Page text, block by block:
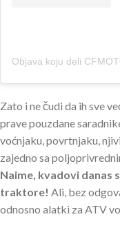
Objava koju deli
Zato i ne čudi da ih sve
prave pouzdane
voćnjaku, povrtnjaku,
zajedno sa
Naime, kvadovi danas
traktore! Ali, bez
odnosno alatki za ATV